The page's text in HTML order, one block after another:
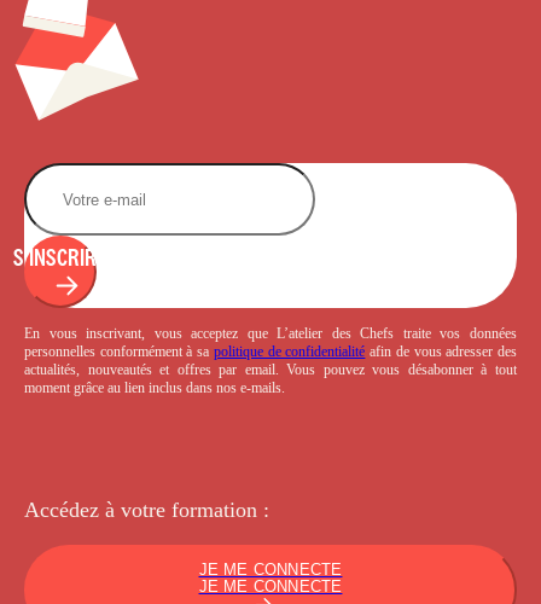
S'INSCRIRE
En vous inscrivant, vous acceptez que L’atelier des Chefs traite vos données
personnelles conformément à sa politique de confidentialité afin de vous adresser des
actualités, nouveautés et offres par email. Vous pouvez vous désabonner à tout
moment grâce au lien inclus dans nos e-mails.
Accédez à votre formation :
JE ME CONNECTE
JE ME CONNECTE